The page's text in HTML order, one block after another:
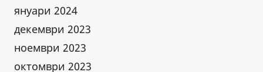
януари 2024
декември 2023
ноември 2023
октомври 2023